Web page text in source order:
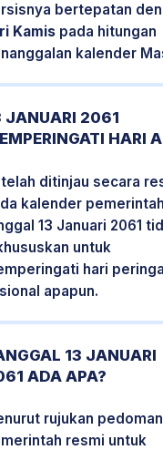
bertepatan
Kamis pada hitungan
kalender
JANUARI 2061
HARI
ditinjau secara
kalender
13 Januari 2061
untuk
hari
apapun.
13 JANUARI
ADA APA?
rujukan
resmi untuk